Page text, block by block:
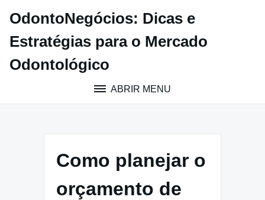
para
conteúdo
OdontoNegócios: Dicas e
Estratégias para o Mercado
Odontológico
ABRIR MENU
Como planejar o
orçamento de